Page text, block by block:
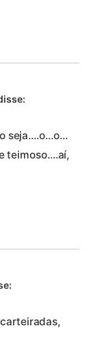
seja….o…o…
teimoso….aí,